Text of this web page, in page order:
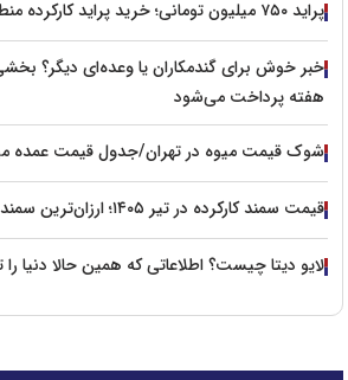
پراید ۷۵۰ میلیون تومانی؛ خرید پراید کارکرده منطقی‌تر است یا تیبا؟
خبر خوش برای گندمکاران یا وعده‌ای دیگر؟ بخشی
هفته پرداخت می‌شود
شوک قیمت میوه در تهران/جدول قیمت عمده میوه از ۲۲ تا ۲۸
قیمت سمند کارکرده در تیر ۱۴۰۵؛ ارزان‌ترین سمند بازار چند شد؟
لایو دیتا چیست؟ اطلاعاتی که همین حالا دنیا